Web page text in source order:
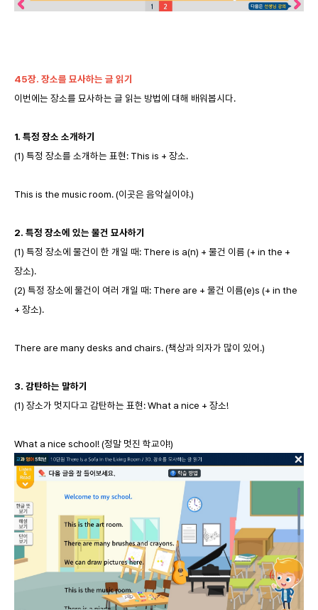
45장. 장소를 묘사하는 글 읽기
이번에는 장소를 묘사하는 글 읽는 방법에 대해 배워봅시다.
1. 특정 장소 소개하기
(1) 특정 장소를 소개하는 표현: This is + 장소.
This is the music room. (이곳은 음악실이야.)
2. 특정 장소에 있는 물건 묘사하기
(1) 특정 장소에 물건이 한 개일 때: There is a(n) + 물건 이름 (+ in the +
장소).
(2) 특정 장소에 물건이 여러 개일 때: There are + 물건 이름(e)s (+ in the
+ 장소).
There are many desks and chairs. (책상과 의자가 많이 있어.)
3. 감탄하는 말하기
(1) 장소가 멋지다고 감탄하는 표현: What a nice + 장소!
What a nice school! (정말 멋진 학교야!)